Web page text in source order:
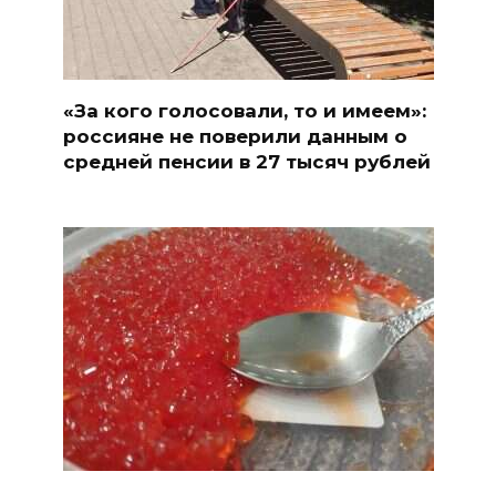
«За кого голосовали, то и имеем»:
россияне не поверили данным о
средней пенсии в 27 тысяч рублей